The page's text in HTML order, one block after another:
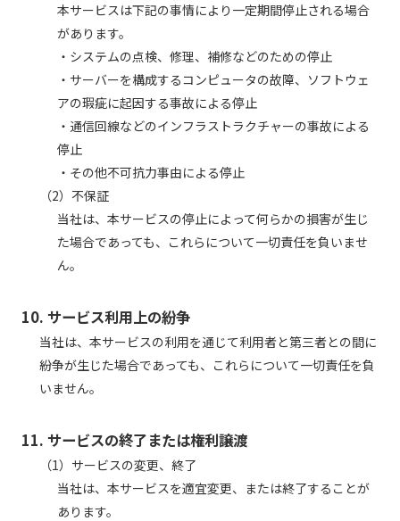
本サービスは下記の事情により一定期間停止される場合
があります。
・システムの点検、修理、補修などのための停止
・サーバーを構成するコンピュータの故障、ソフトウェ
アの瑕疵に起因する事故による停止
・通信回線などのインフラストラクチャーの事故による
停止
・その他不可抗力事由による停止
（2）不保証
当社は、本サービスの停止によって何らかの損害が生じ
た場合であっても、これらについて一切責任を負いませ
ん。
10. サービス利用上の紛争
当社は、本サービスの利用を通じて利用者と第三者との間に
紛争が生じた場合であっても、これらについて一切責任を負
いません。
11. サービスの終了または権利譲渡
（1）サービスの変更、終了
当社は、本サービスを適宜変更、または終了することが
あります。